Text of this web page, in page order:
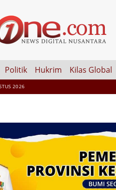
Politik Hukrim Kilas Global
2026